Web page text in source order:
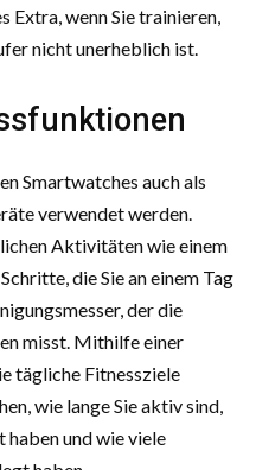
Extra, wenn Sie trainieren,
nicht unerheblich ist.
Smartwatches auch als
verwendet werden.
Aktivitäten wie einem
die Sie an einem Tag
der die
misst. Mithilfe einer
tägliche Fitnessziele
wie lange Sie aktiv sind,
haben und wie viele